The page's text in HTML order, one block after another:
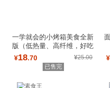
一学就会的小烤箱美食全新
版（低热量、高纤维，好吃
也不担心会发
¥18.70 ¥25.00
已售完
¥